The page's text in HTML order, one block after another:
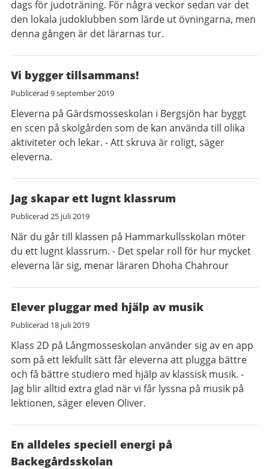
dags för judoträning. För några veckor sedan var det
den lokala judoklubben som lärde ut övningarna, men
denna gången är det lärarnas tur.
Vi bygger tillsammans!
Publicerad 9 september 2019
Eleverna på Gärdsmosseskolan i Bergsjön har byggt
en scen på skolgården som de kan använda till olika
aktiviteter och lekar. - Att skruva är roligt, säger
eleverna.
Jag skapar ett lugnt klassrum
Publicerad 25 juli 2019
När du går till klassen på Hammarkullsskolan möter
du ett lugnt klassrum. - Det spelar roll för hur mycket
eleverna lär sig, menar läraren Dhoha Chahrour
Elever pluggar med hjälp av musik
Publicerad 18 juli 2019
Klass 2D på Långmosseskolan använder sig av en app
som på ett lekfullt sätt får eleverna att plugga bättre
och få bättre studiero med hjälp av klassisk musik. -
Jag blir alltid extra glad när vi får lyssna på musik på
lektionen, säger eleven Oliver.
En alldeles speciell energi på
Backegårdsskolan